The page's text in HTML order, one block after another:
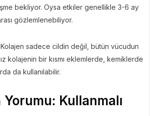
bekliyor. Oysa etkiler genellikle 3-6 ay
gözlemlenebiliyor.
Kolajen sadece cildin değil, bütün vücudun
kolajenin bir kısmı eklemlerde, kemiklerde
da kullanılabilir.
Kullanmalı